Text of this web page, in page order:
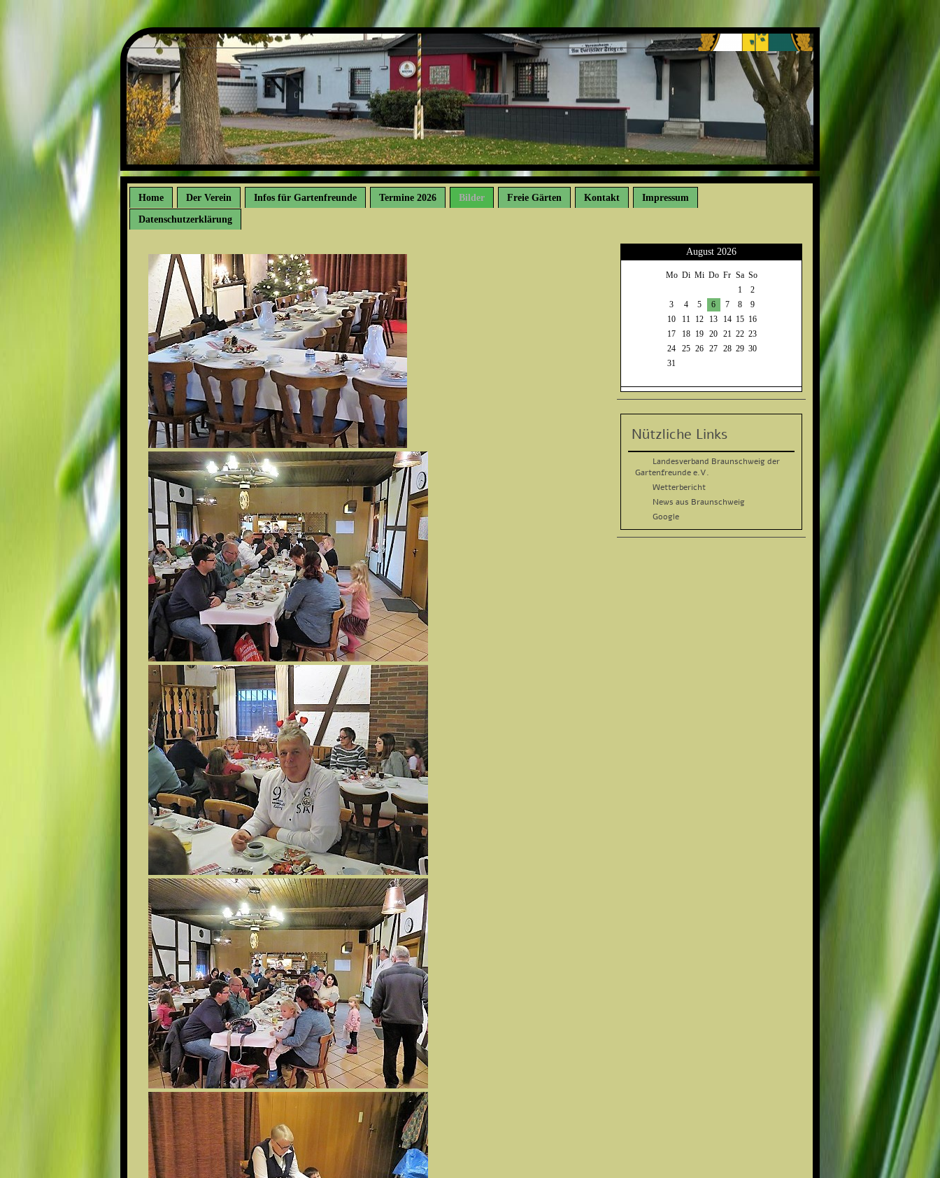
Home Der Verein Infos für Gartenfreunde Termine 2026 Bilder Freie Gärten Kontakt Impressum
Datenschutzerklärung
August 2026
Mo Di Mi Do Fr Sa So
1
2
3
4 5 6 7 8
9
10
11 12 13 14 15 16
17
18 19 20 21 22 23
24
25 26 27 28 29 30
31
Nützliche Links
Landesverband Braunschweig der
Gartenfreunde e.V.
Wetterbericht
News aus Braunschweig
Google